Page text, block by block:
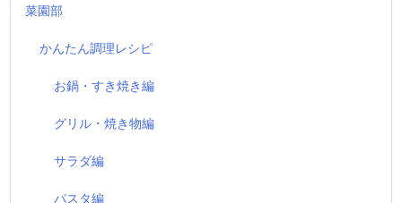
菜園部
かんたん調理レシピ
お鍋・すき焼き編
グリル・焼き物編
サラダ編
パスタ編